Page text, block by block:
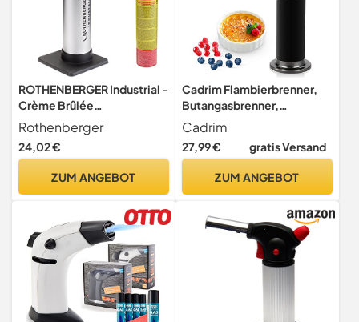
ROTHENBERGER Industrial -
Crème Brûlée
Gourmetbrenner inkl. 1x
Nachfüllgas |
Bunsenbrenner |
Lötbrenner | 450°
Gastank | 035126E
Rothenberger
24,02 €
ZUM ANGEBOT
Cadrim Flambierbrenner,
Butangasbrenner,
Bunsenbrenner, Dual
Flammen Küchenbrenne
Flambierbrenner
Flambieren Karamelisieren
Desserts, Home Küche,
BBQ
Cadrim
27,99 € gratis Versand
ZUM ANGEBOT